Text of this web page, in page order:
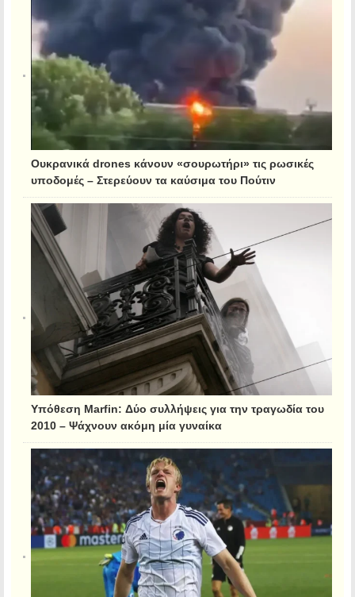
Ουκρανικά drones κάνουν «σουρωτήρι» τις ρωσικές
υποδομές – Στερεύουν τα καύσιμα του Πούτιν
Υπόθεση Marfin: Δύο συλλήψεις για την τραγωδία του
2010 – Ψάχνουν ακόμη μία γυναίκα